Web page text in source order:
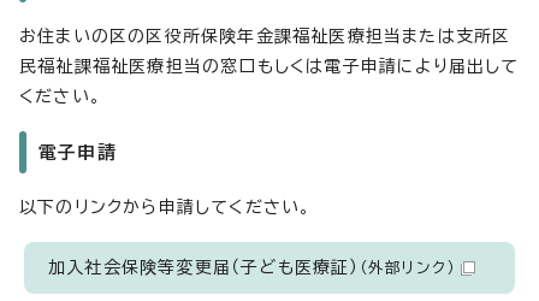
お住まいの区の区役所保険年金課福祉医療担当または支所区
民福祉課福祉医療担当の窓口もしくは電子申請により届出して
ください。
電子申請
以下のリンクから申請してください。
加入社会保険等変更届（子ども医療証） （外部リンク）